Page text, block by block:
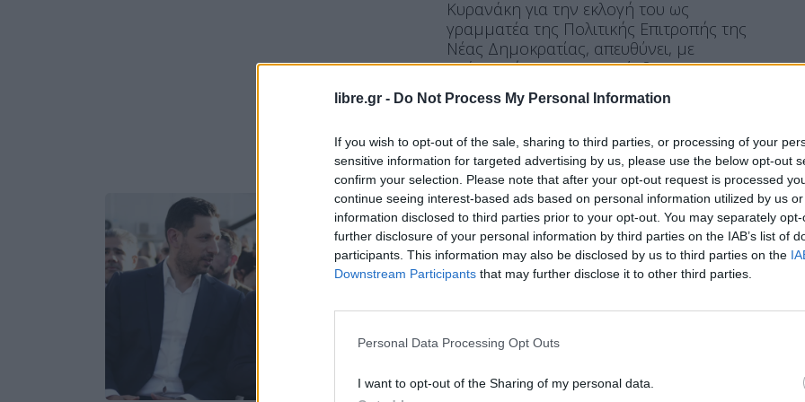
libre.gr - Do Not Process My Personal Information
If you wish to opt-out of the sale, sharing to third parties, or processing of your
sensitive information for targeted advertising by us, please use the below opt-out
confirm your selection. Please note that after your opt-out request is processed
continue seeing interest-based ads based on personal information utilized by us
information disclosed to third parties prior to your opt-out. You may separately
further disclosure of your personal information by third parties on the IAB’s list of
participants. This information may also be disclosed by us to third parties on the
Downstream Participants that may further disclose it to other third parties.
Personal Data Processing Opt Outs
I want to opt-out of the Sharing of my personal data.
Κυρανάκη για την εκλογή του ως
γραμματέα της Πολιτικής Επιτροπής της
Νέας Δημοκρατίας, απευθύνει, με
ανάρτησή του, ο αντιπρόεδρος της
κυβέρνησης και της ΝΔ, Κωστής
Χατζηδάκης.
ΠΕΡΙΣΣΌΤΕΡΑ ...
ΠΟΛΙΤΙΚΉ
Συνεδριάζει αύριο υπό τον
Μητσοτάκη η Πολιτική Επιτροπή
της Νέας
Η Συντακτική ομάδα του Libre